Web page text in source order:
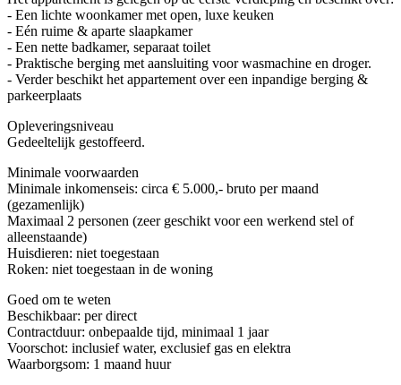
- Een lichte woonkamer met open, luxe keuken
- Eén ruime & aparte slaapkamer
- Een nette badkamer, separaat toilet
- Praktische berging met aansluiting voor wasmachine en droger.
- Verder beschikt het appartement over een inpandige berging &
parkeerplaats
Opleveringsniveau
Gedeeltelijk gestoffeerd.
Minimale voorwaarden
Minimale inkomenseis: circa € 5.000,- bruto per maand
(gezamenlijk)
Maximaal 2 personen (zeer geschikt voor een werkend stel of
alleenstaande)
Huisdieren: niet toegestaan
Roken: niet toegestaan in de woning
Goed om te weten
Beschikbaar: per direct
Contractduur: onbepaalde tijd, minimaal 1 jaar
Voorschot: inclusief water, exclusief gas en elektra
Waarborgsom: 1 maand huur